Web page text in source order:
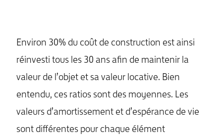
Environ 30% du coût de construction est ainsi
réinvesti tous les 30 ans afin de maintenir la
valeur de l’objet et sa valeur locative. Bien
entendu, ces ratios sont des moyennes. Les
valeurs d’amortissement et d’espérance de vie
sont différentes pour chaque élément